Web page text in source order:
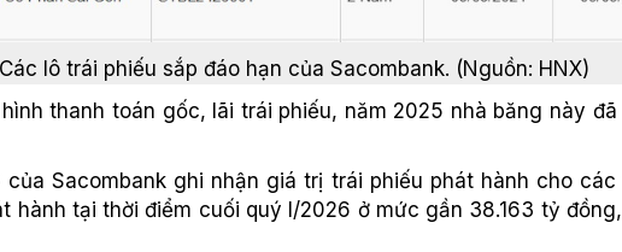
Các lô trái phiếu sắp đáo hạn của Sacombank. (Nguồn: HNX)
thanh toán gốc, lãi trái phiếu, năm 2025 nhà băng này
Sacombank ghi nhận giá trị trái phiếu phát hành cho
tại thời điểm cuối quý I/2026 ở mức gần 38.163 tỷ